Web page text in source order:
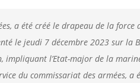
a été créé le drapeau de la force
le jeudi 7 décembre 2023 sur la
impliquant l’Etat-major de la
du commissariat des armées, a